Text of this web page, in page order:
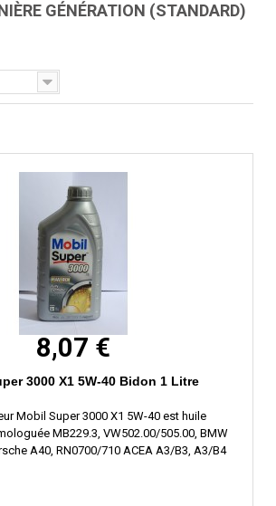
GÉNÉRATION (STANDARD)
8,07 €
3000 X1 5W-40 Bidon 1 Litre
Mobil Super 3000 X1 5W-40 est huile
MB229.3, VW502.00/505.00, BMW
A40, RN0700/710 ACEA A3/B3, A3/B4